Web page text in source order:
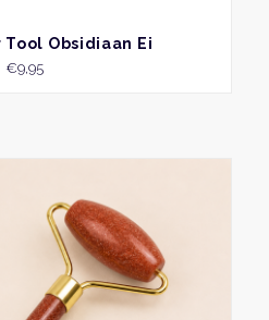
Tool Obsidiaan Ei
€9,95